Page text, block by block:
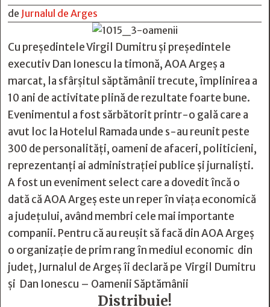
de Jurnalul de Arges
Cu preşedintele Virgil Dumitru şi președintele
executiv Dan Ionescu la timonă, AOA Argeș a
marcat, la sfârşitul săptămânii trecute, împlinirea a
10 ani de activitate plină de rezultate foarte bune.
Evenimentul a fost sărbătorit printr-o gală care a
avut loc la Hotelul Ramada unde s-au reunit peste
300 de personalități, oameni de afaceri, politicieni,
reprezentanţi ai administraţiei publice şi jurnalişti.
A fost un eveniment select care a dovedit încă o
dată că AOA Argeș este un reper în viața economică
a județului, având membri cele mai importante
companii. Pentru că au reușit să facă din AOA Argeș
o organizație de prim rang în mediul economic din
județ, Jurnalul de Argeş îi declară pe Virgil Dumitru
şi Dan Ionescu – Oamenii Săptămânii
Distribuie!